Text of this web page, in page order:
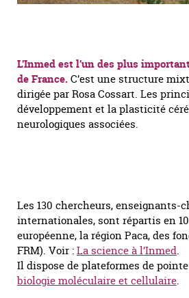
L’Inmed est l’un des plus
de France. C’est une structure
dirigée par Rosa Cossart. Les
développement et la plasticité
neurologiques associées.
Les 130 chercheurs, enseignants-
internationales, sont répartis en
européenne, la région Paca, des
FRM). Voir :La science à l’Inmed.
Il dispose de plateformes de
biologie moléculaire et cellulaire.